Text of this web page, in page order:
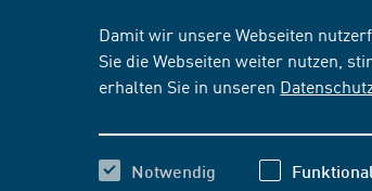
Damit wir unsere Webseiten
Sie die Webseiten weiter nutzen,
erhalten Sie in unseren
Notwendig Funktional